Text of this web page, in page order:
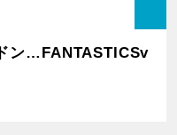
ン…FANTASTICSv